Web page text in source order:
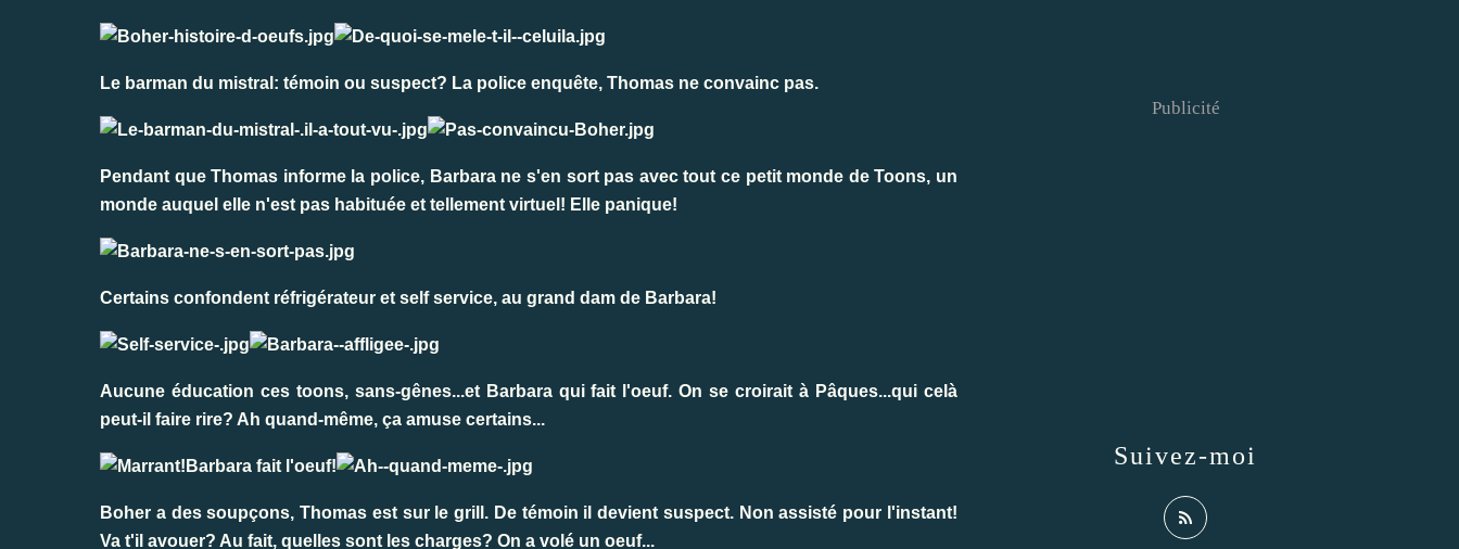
Le barman du mistral: témoin ou suspect? La police enquête, Thomas ne convainc pas.
Pendant que Thomas informe la police, Barbara ne s'en sort pas avec tout ce petit monde de Toons, un
monde auquel elle n'est pas habituée et tellement virtuel! Elle panique!
Certains confondent réfrigérateur et self service, au grand dam de Barbara!
Aucune éducation ces toons, sans-gênes...et Barbara qui fait l'oeuf. On se croirait à Pâques...qui celà
peut-il faire rire? Ah quand-même, ça amuse certains...
Boher a des soupçons, Thomas est sur le grill. De témoin il devient suspect. Non assisté pour l'instant!
Va t'il avouer? Au fait, quelles sont les charges? On a volé un oeuf...
Suivez-moi
Publicité